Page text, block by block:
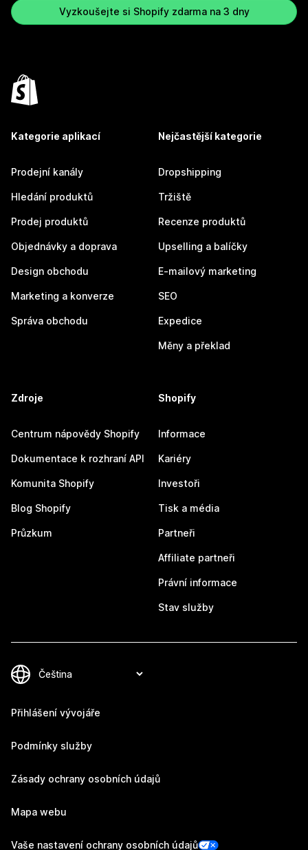
Vyzkoušejte si Shopify zdarma na 3 dny
Kategorie aplikací
Prodejní kanály
Hledání produktů
Prodej produktů
Objednávky a doprava
Design obchodu
Marketing a konverze
Správa obchodu
Nejčastější kategorie
Dropshipping
Tržiště
Recenze produktů
Upselling a balíčky
E-mailový marketing
SEO
Expedice
Měny a překlad
Zdroje
Centrum nápovědy Shopify
Dokumentace k rozhraní API
Komunita Shopify
Blog Shopify
Průzkum
Shopify
Informace
Kariéry
Investoři
Tisk a média
Partneři
Affiliate partneři
Právní informace
Stav služby
Přihlášení vývojáře
Podmínky služby
Zásady ochrany osobních údajů
Mapa webu
Vaše nastavení ochrany osobních údajů